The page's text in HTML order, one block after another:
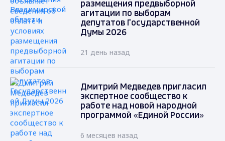
размещения предвыборной
агитации по выборам
депутатов Государственной
Думы 2026
21 день назад
Дмитрий Медведев пригласил
экспертное сообщество к
работе над новой народной
программой «Единой России»
6 месяцев назад